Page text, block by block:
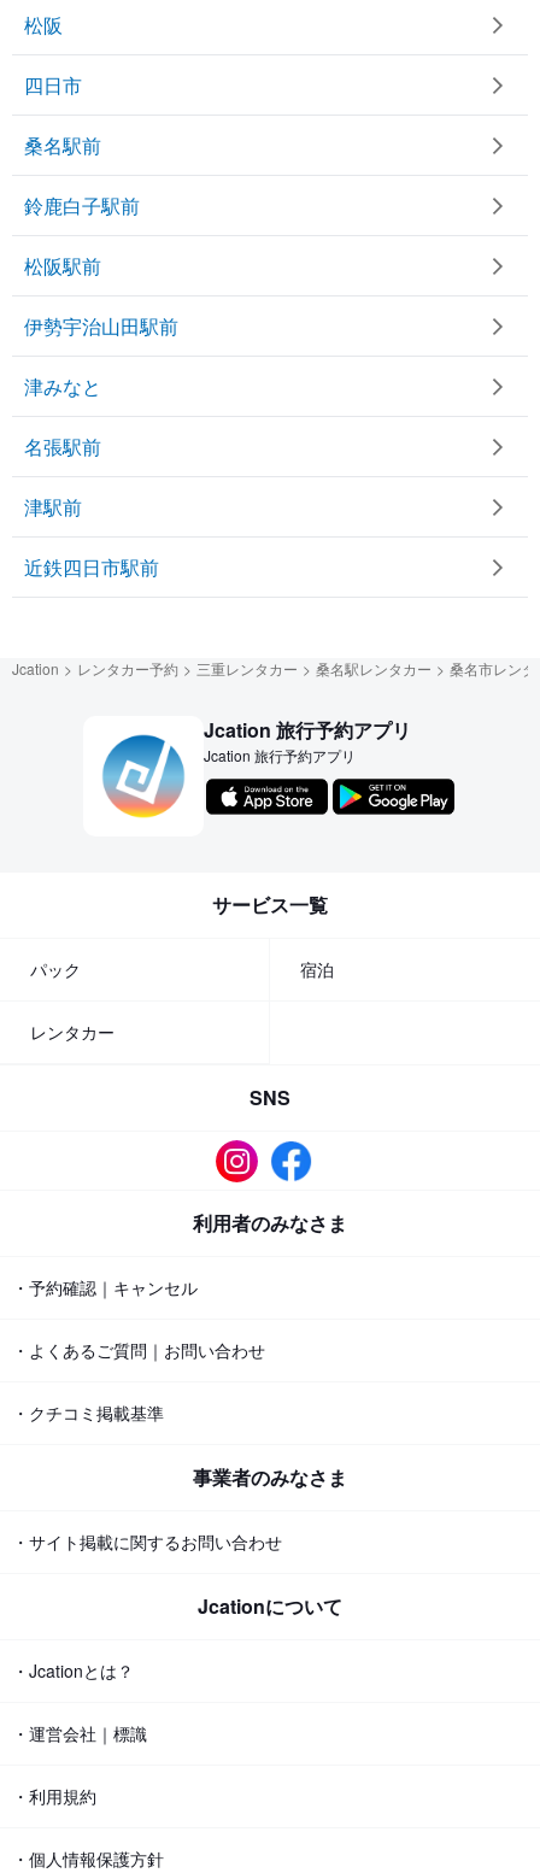
松阪
四日市
桑名駅前
鈴鹿白子駅前
松阪駅前
伊勢宇治山田駅前
津みなと
名張駅前
津駅前
近鉄四日市駅前
Jcation レンタカー予約 三重レンタカー 桑名駅レンタカー 桑名市レンタ
Jcation 旅行予約アプリ
Jcation 旅行予約アプリ
サービス一覧
パック 宿泊
レンタカー
SNS
利用者のみなさま
・予約確認｜キャンセル
・よくあるご質問｜お問い合わせ
・クチコミ掲載基準
事業者のみなさま
・サイト掲載に関するお問い合わせ
Jcationについて
・Jcationとは？
・運営会社｜標識
・利用規約
・個人情報保護方針